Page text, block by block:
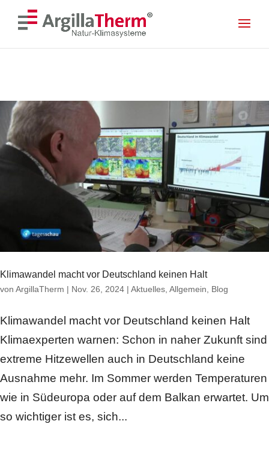
Skip To Content
<! --- Mobile Menu --- > <! --- Ende Mobile Menu --- >
Klimawandel macht vor Deutschland keinen Halt
von ArgillaTherm | Nov. 26, 2024 | Aktuelles Allgemein Blog
Klimawandel macht vor Deutschland keinen Halt
Klimaexperten warnen: Schon in naher Zukunft sind
extreme Hitzewellen auch in Deutschland keine
Ausnahme mehr. Im Sommer werden Temperaturen
wie in Südeuropa oder auf dem Balkan erwartet. Um
so wichtiger ist es, sich...